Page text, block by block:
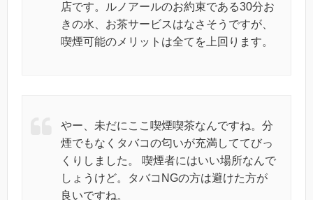
店です。ルノアールのお約束である30分お
きの水、お茶サービスはなさそうですが、
喫煙可能のメリットは全てを上回ります。
やー、未だにここ喫煙喫茶なんですね。分
煙でもなくタバコの匂いが充満しててびっ
くりしました。 喫煙者にはいい場所なんで
しょうけど。タバコNGの方は避けた方が
良いですね。